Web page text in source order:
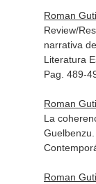
Roman
Review/
narrativa
Literatura
Pag. 489-
Roman
La
Guelbenzu.
Roman